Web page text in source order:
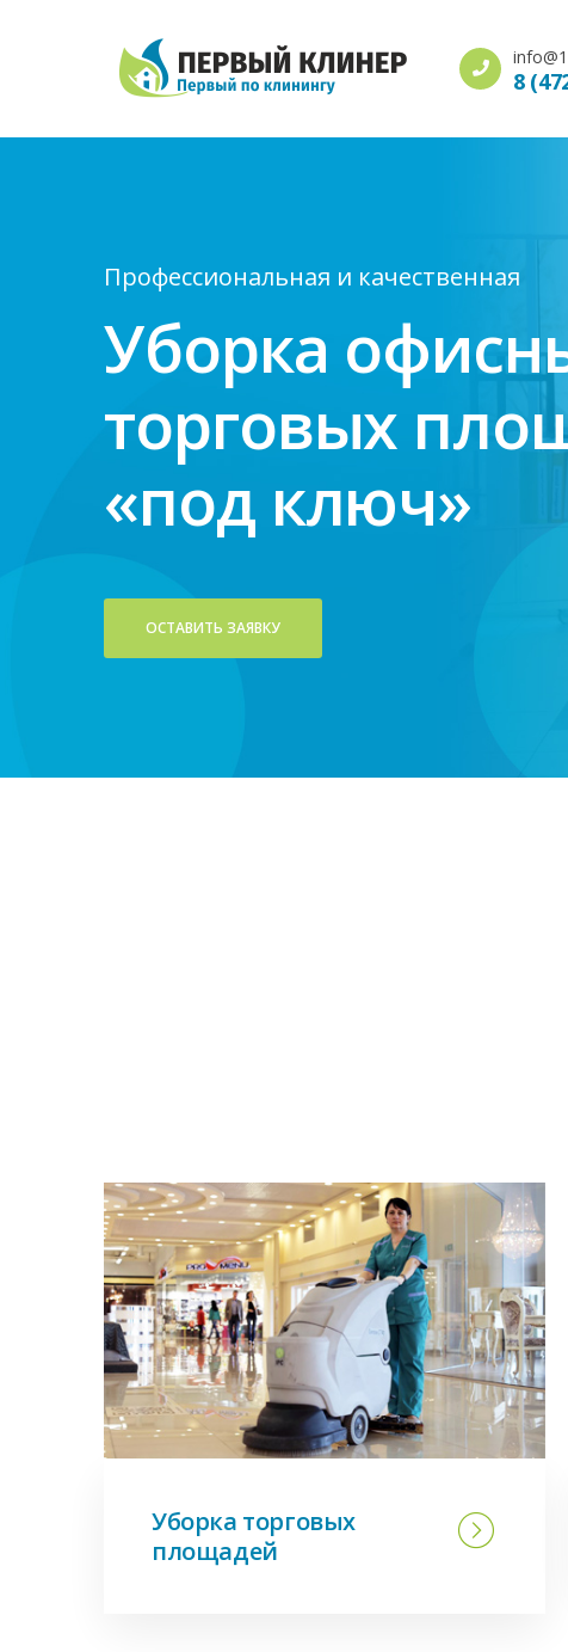
8
Профессиональная и качественная
Уборка
торговых
«под ключ»
ОСТАВИТЬ ЗАЯВКУ
Уборка торговых
площадей